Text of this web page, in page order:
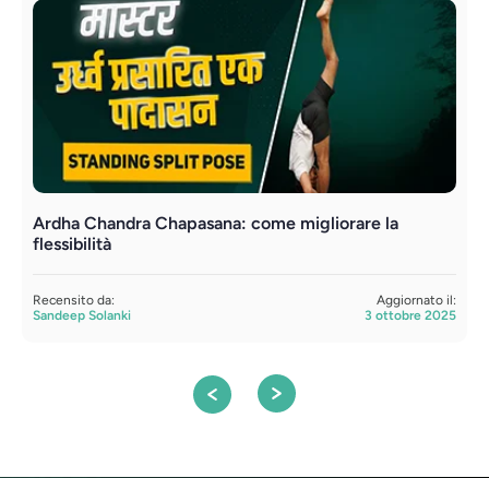
Ardha Chandra Chapasana: come migliorare la
flessibilità
Recensito da:
Sandeep Solanki
Aggiornato il:
3 ottobre 2025